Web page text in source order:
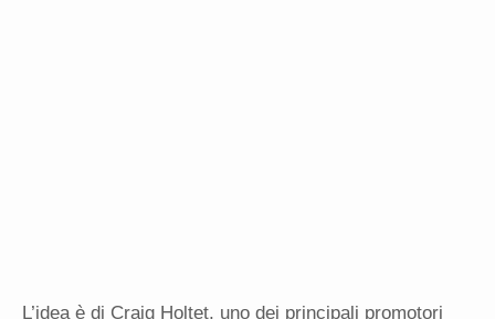
L’idea è di Craig Holtet, uno dei principali promotori